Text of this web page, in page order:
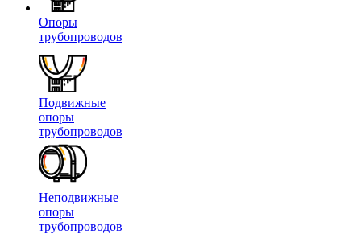
Опоры
трубопроводов
Подвижные
опоры
трубопроводов
Неподвижные
опоры
трубопроводов